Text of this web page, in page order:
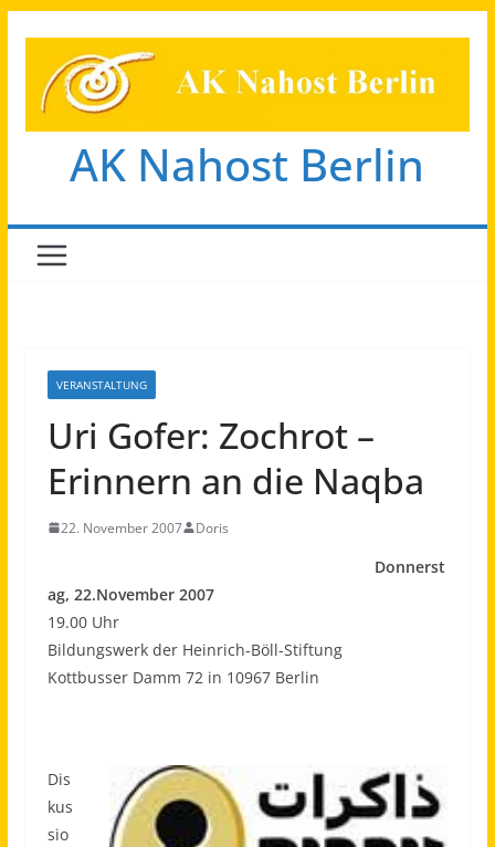
springen
AK Nahost Berlin
VERANSTALTUNG
Uri Gofer: Zochrot –
Erinnern an die Naqba
22. November 2007 Doris
Donnerst
ag, 22.November 2007
19.00 Uhr
Bildungswerk der Heinrich-Böll-Stiftung
Kottbusser Damm 72 in 10967 Berlin
Dis
kus
sio